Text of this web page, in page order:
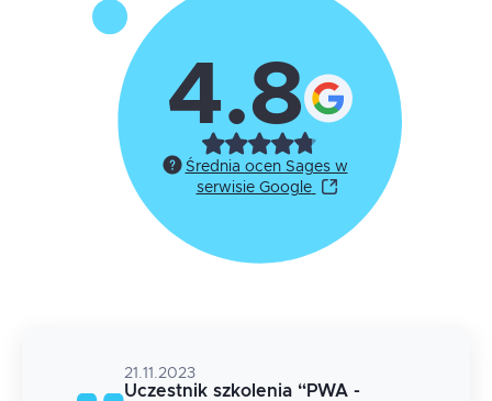
4.8
Średnia ocen Sages w
serwisie Google
21.11.2023
Uczestnik szkolenia “PWA -